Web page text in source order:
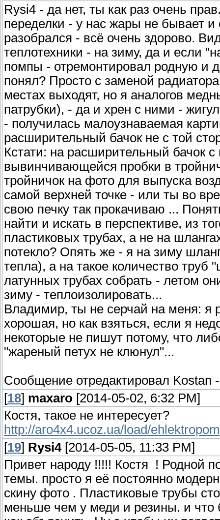
Rysi4 - да нет, ты как раз очень
переделки - у нас жары не бывает
разобрался - всё очень здорово.
теплотехники - на зиму, да и если
помпы - отремонтировал родную и
понял? Просто с заменой
местах выходят, но я аналогов
патрубки), - да и хрен с ними -
- получилась малоузнаваемая
расширительный бачок не с той
Кстати: на расширительный бачок
вывинчивающейся пробки в
тройничок на фото для выпуска
самой верхней точке - или ты во
свою печку так прокачиваю ...
найти и искать в перспективе, из
пластиковых трубах, а не на
потекло? Опять же - я на зиму
тепла), а на такое количество
латунных трубах собрать - летом
зиму - теплоизолировать...
Владимир, ты не серчай на меня: я
хорошая, но как взяться, если я
некоторые не пишут потому, что
"жареный петух не клюнул"...
Сообщение отредактировал Kostan
[18] maxaro [2014-05-02, 6:32 PM]
Костя, такое не интересует?
http://aro4x4.ucoz.ua/load/
[19] Rysi4[2014-05-05, 11:33 PM]
Привет народу !!!!! Костя ! Родной
темы. просто я её постоянно
скину фото . Пластиковые трубы
меньше чем у меди и резины. и